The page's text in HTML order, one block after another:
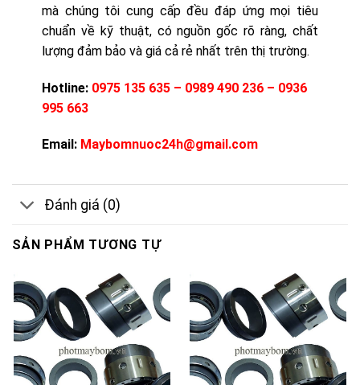
mà chúng tôi cung cấp đều đáp ứng mọi tiêu
chuẩn về kỹ thuật, có nguồn gốc rõ ràng, chất
lượng đảm bảo và giá cả rẻ nhất trên thị trường.
Hotline: 0975 135 635 – 0989 490 236 – 0936
995 663
Email: Maybomnuoc24h@gmail.com
Đánh giá (0)
SẢN PHẨM TƯƠNG TỰ